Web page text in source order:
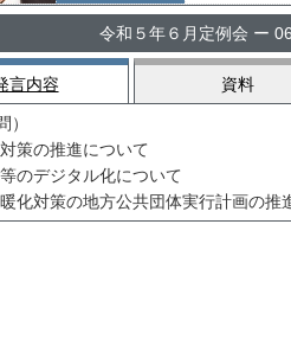
令和５年６月定例会 ー
言内容 資料
）
策の推進について
のデジタル化について
化対策の地方公共団体実行計画の推